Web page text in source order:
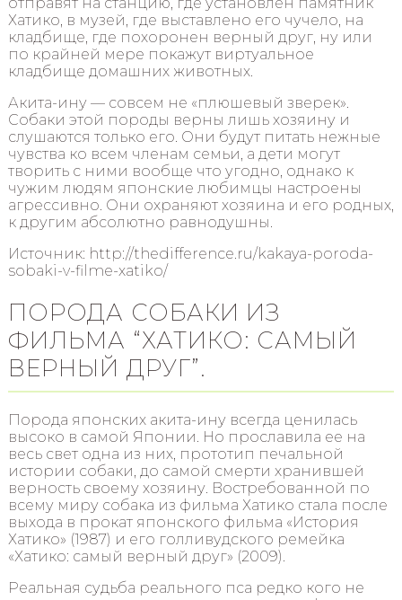
Хатико, в музей, где выставлено его чучело, на
кладбище, где похоронен верный друг, ну или
по крайней мере покажут виртуальное
кладбище домашних животных.
Акита-ину — совсем не «плюшевый зверек».
Собаки этой породы верны лишь хозяину и
слушаются только его. Они будут питать нежные
чувства ко всем членам семьи, а дети могут
творить с ними вообще что угодно, однако к
чужим людям японские любимцы настроены
агрессивно. Они охраняют хозяина и его родных,
к другим абсолютно равнодушны.
Источник: http://thedifference.ru/kakaya-poroda-
sobaki-v-filme-xatiko/
ПОРОДА СОБАКИ ИЗ
ФИЛЬМА “ХАТИКО: САМЫЙ
ВЕРНЫЙ ДРУГ”.
Порода японских акита-ину всегда ценилась
высоко в самой Японии. Но прославила ее на
весь свет одна из них, прототип печальной
истории собаки, до самой смерти хранившей
верность своему хозяину. Востребованной по
всему миру собака из фильма Хатико стала после
выхода в прокат японского фильма «История
Хатико» (1987) и его голливудского ремейка
«Хатико: самый верный друг» (2009).
Реальная судьба реального пса редко кого не